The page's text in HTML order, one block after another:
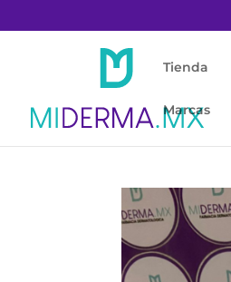
Tienda
Marcas